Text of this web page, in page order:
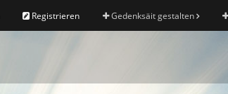
Registrieren Gedenksäit gestalten